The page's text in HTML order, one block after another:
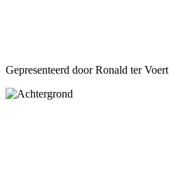
Gepresenteerd door Ronald ter Voert